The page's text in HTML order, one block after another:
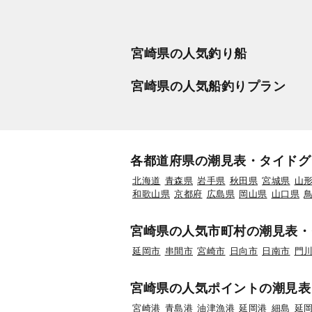
宮崎県の人気釣り船
宮崎県の人気船釣りプラン
各都道府県の潮見表・タイド
北海道 青森県 岩手県 秋田県 宮城県 山
和歌山県 京都府 広島県 岡山県 山口県
宮崎県の人気市町村の潮見表
延岡市 串間市 宮崎市 日向市 日南市 門
宮崎県の人気ポイントの潮見
宮崎港 青島港 油津漁港 延岡港 細島 延